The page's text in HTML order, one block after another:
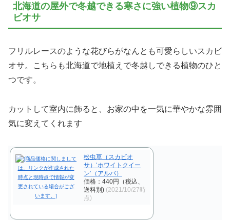
北海道の屋外で冬越できる寒さに強い植物⑨スカ
ビオサ
フリルレースのような花びらがなんとも可愛らしいスカビ
オサ。こちらも北海道で地植えで冬越しできる植物のひと
つです。
カットして室内に飾ると、お家の中を一気に華やかな雰囲
気に変えてくれます
松虫草（スカビオ
サ）‘ホワイトクイー
ン’（アルバ）
価格：440円（税込、
送料別) (2021/10/27時
点)